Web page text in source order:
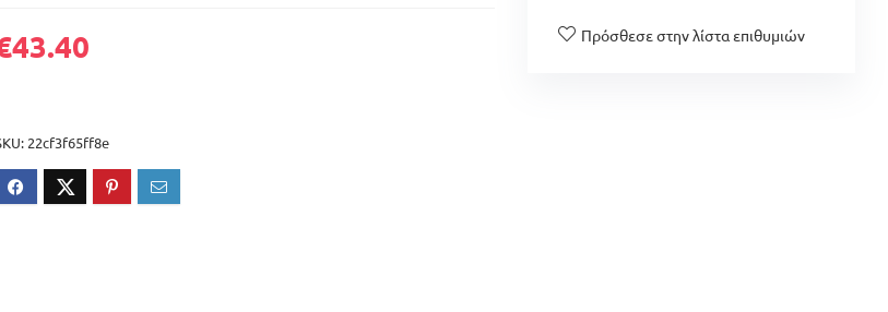
43.40
22cf3f65ff8e
Πρόσθεσε στην λίστα επιθυμιών